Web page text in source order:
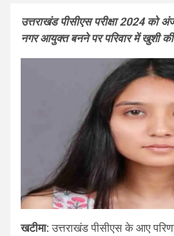
उत्तराखंड पीसीएस परीक्षा 2024
नगर आयुक्त बनने पर परिवार में खुशी
खटीमा: उत्तराखंड पीसीएस के आए